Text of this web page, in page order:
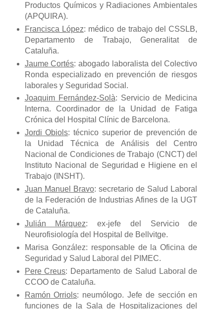
Productos Químicos y Radiaciones Ambientales
(APQUIRA).
Francisca López: médico de trabajo del CSSLB,
Departamento de Trabajo, Generalitat de
Cataluña.
Jaume Cortés: abogado laboralista del Colectivo
Ronda especializado en prevención de riesgos
laborales y Seguridad Social.
Joaquim Fernández-Solà: Servicio de Medicina
Interna. Coordinador de la Unidad de Fatiga
Crónica del Hospital Clínic de Barcelona.
Jordi Obiols: técnico superior de prevención de
la Unidad Técnica de Análisis del Centro
Nacional de Condiciones de Trabajo (CNCT) del
Instituto Nacional de Seguridad e Higiene en el
Trabajo (INSHT).
Juan Manuel Bravo: secretario de Salud Laboral
de la Federación de Industrias Afines de la UGT
de Cataluña.
Julián Márquez: ex-jefe del Servicio de
Neurofisiología del Hospital de Bellvitge.
Marisa González: responsable de la Oficina de
Seguridad y Salud Laboral del PIMEC.
Pere Creus: Departamento de Salud Laboral de
CCOO de Cataluña.
Ramón Orriols: neumólogo. Jefe de sección en
funciones de la Sala de Hospitalizaciones del